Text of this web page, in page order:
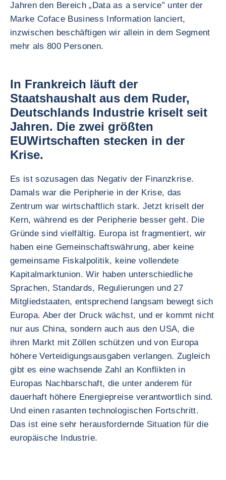
Jahren den Bereich „Data as a service” unter der
Marke Coface Business Information lanciert,
inzwischen beschäftigen wir allein in dem Segment
mehr als 800 Personen.
In Frankreich läuft der
Staatshaushalt aus dem Ruder,
Deutschlands Industrie kriselt seit
Jahren. Die zwei größten
EUWirtschaften stecken in der
Krise.
Es ist sozusagen das Negativ der Finanzkrise.
Damals war die Peripherie in der Krise, das
Zentrum war wirtschaftlich stark. Jetzt kriselt der
Kern, während es der Peripherie besser geht. Die
Gründe sind vielfältig. Europa ist fragmentiert, wir
haben eine Gemeinschaftswährung, aber keine
gemeinsame Fiskalpolitik, keine vollendete
Kapitalmarktunion. Wir haben unterschiedliche
Sprachen, Standards, Regulierungen und 27
Mitgliedstaaten, entsprechend langsam bewegt sich
Europa. Aber der Druck wächst, und er kommt nicht
nur aus China, sondern auch aus den USA, die
ihren Markt mit Zöllen schützen und von Europa
höhere Verteidigungsausgaben verlangen. Zugleich
gibt es eine wachsende Zahl an Konflikten in
Europas Nachbarschaft, die unter anderem für
dauerhaft höhere Energiepreise verantwortlich sind.
Und einen rasanten technologischen Fortschritt.
Das ist eine sehr herausfordernde Situation für die
europäische Industrie.